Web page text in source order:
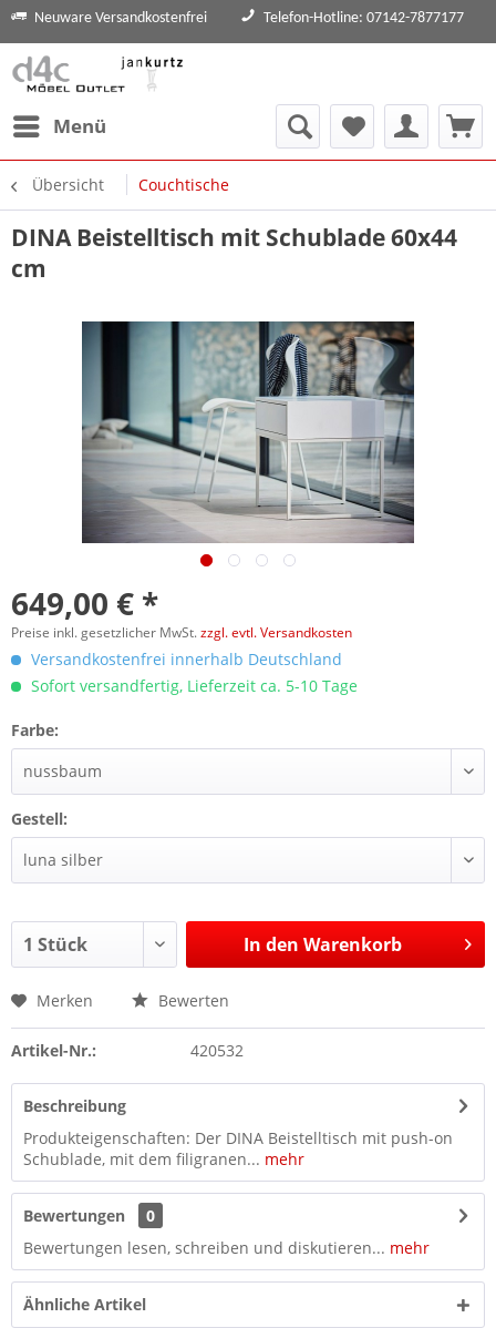
Neuware Versandkostenfrei Telefon-Hotline: 07142-7877177
Menü
Übersicht Couchtische
DINA Beistelltisch mit Schublade 60x44
cm
649,00 € *
Preise inkl. gesetzlicher MwSt.zzgl. evtl. Versandkosten
Versandkostenfrei innerhalb Deutschland
Sofort versandfertig, Lieferzeit ca. 5-10 Tage
Farbe:
Gestell:
In den Warenkorb
Merken Bewerten
Artikel-Nr.: 420532
Beschreibung
Produkteigenschaften: Der DINA Beistelltisch mit push-on
Schublade, mit dem filigranen... mehr
Bewertungen
0
Bewertungen lesen, schreiben und diskutieren... mehr
Ähnliche Artikel